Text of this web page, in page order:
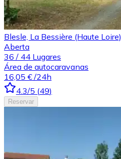
Blesle, La Bessière (Haute Loire)
Aberta
36 / 44 Lugares
Área de autocaravanas
16,05 € /24h
4.3/5 (49)
Reservar